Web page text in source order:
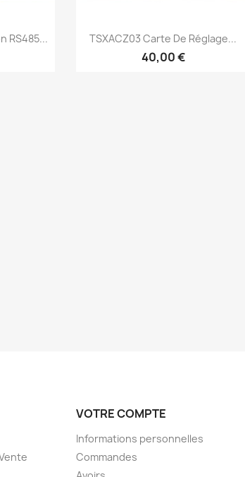
RS485... Aperçu rapide
TSXACZ03 Carte De Réglage...
40,00 €
VOTRE COMPTE
Informations personnelles
Commandes